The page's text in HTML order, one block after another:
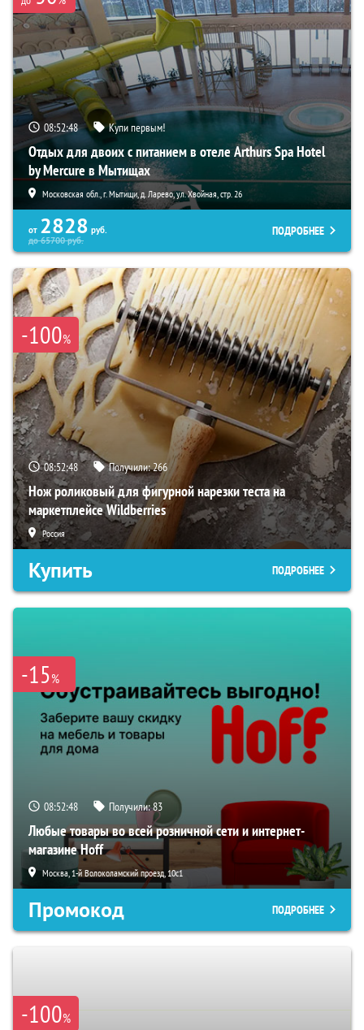
08:52:47 Купи первым!
Отдых для двоих с питанием в отеле Arthurs Spa Hotel
by Mercure в Мытищах
Московская обл., г. Мытищи, д. Ларево, ул. Хвойная, стр. 26
от 2828 руб.
до65700руб.
ПОДРОБНЕЕ
-100%
08:52:47 Получили:266
Нож роликовый для фигурной нарезки теста на
маркетплейсе Wildberries
Россия
Купить ПОДРОБНЕЕ
-15%
08:52:47 Получили:83
Любые товары во всей розничной сети и интернет-
магазине Hoff
Москва, 1-й Волоколамский проезд, 10с1
Промокод ПОДРОБНЕЕ
-100%